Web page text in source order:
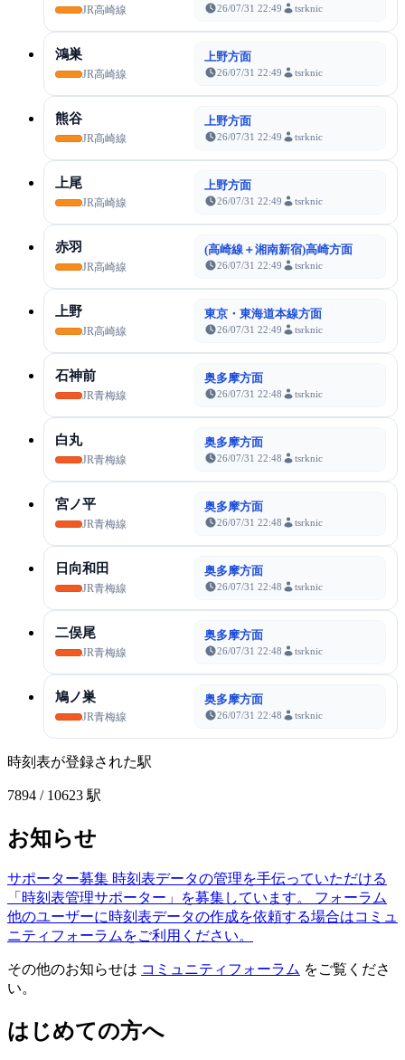
JR高崎線 26/07/31 22:49 tsrknic
鴻巣
JR高崎線
上野方面
26/07/31 22:49 tsrknic
熊谷
JR高崎線
上野方面
26/07/31 22:49 tsrknic
上尾
JR高崎線
上野方面
26/07/31 22:49 tsrknic
赤羽
JR高崎線
(高崎線＋湘南新宿)高崎方面
26/07/31 22:49 tsrknic
上野
JR高崎線
東京・東海道本線方面
26/07/31 22:49 tsrknic
石神前
JR青梅線
奥多摩方面
26/07/31 22:48 tsrknic
白丸
JR青梅線
奥多摩方面
26/07/31 22:48 tsrknic
宮ノ平
JR青梅線
奥多摩方面
26/07/31 22:48 tsrknic
日向和田
JR青梅線
奥多摩方面
26/07/31 22:48 tsrknic
二俣尾
JR青梅線
奥多摩方面
26/07/31 22:48 tsrknic
鳩ノ巣
JR青梅線
奥多摩方面
26/07/31 22:48 tsrknic
時刻表が登録された駅
7894 / 10623 駅
お知らせ
サポーター募集 時刻表データの管理を手伝っていただける
「時刻表管理サポーター」を募集しています。
フォーラム
他のユーザーに時刻表データの作成を依頼する場合はコミュ
ニティフォーラムをご利用ください。
その他のお知らせは コミュニティフォーラム をご覧くださ
い。
はじめての方へ